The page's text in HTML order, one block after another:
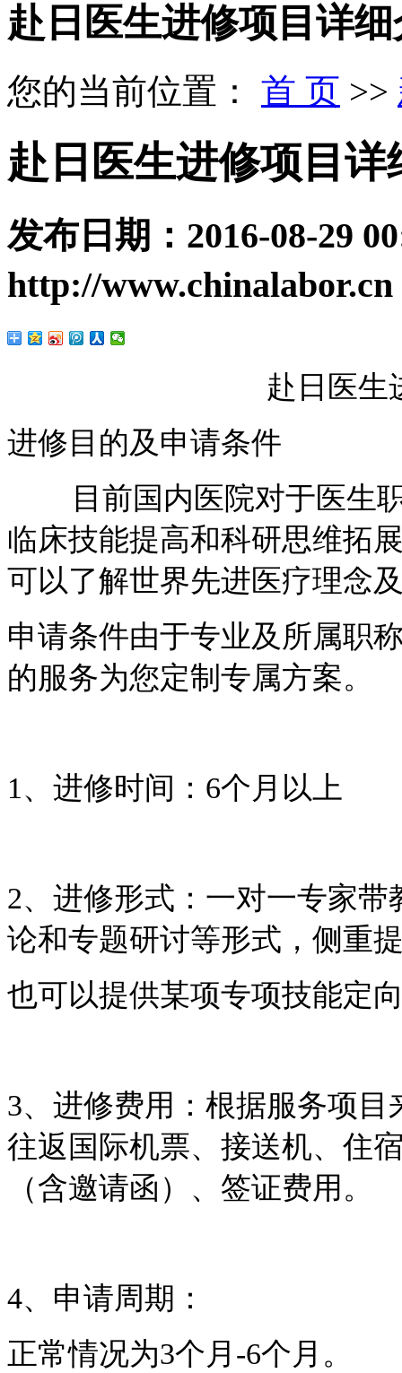
赴日医生进修项目详
您的当前位置： 首 页 >>
赴日医生进修项目详
发布日期： 2016-08-29
http://www.chinalabor.cn
赴日医生
进修目的及申请条件
目前国内医院对于医生职
临床技能提高和科研思维拓
可以了解世界先进医疗理念
申请条件由于专业及所属职
的服务为您定制专属方案。
1、进修时间：6个月以上
2、进修形式：一对一专家
论和专题研讨等形式，侧重
也可以提供某项专项技能定
3、进修费用：根据服务项
往返国际机票、接送机、住
（含邀请函）、签证费用。
4、申请周期：
正常情况为3个月-6个月。